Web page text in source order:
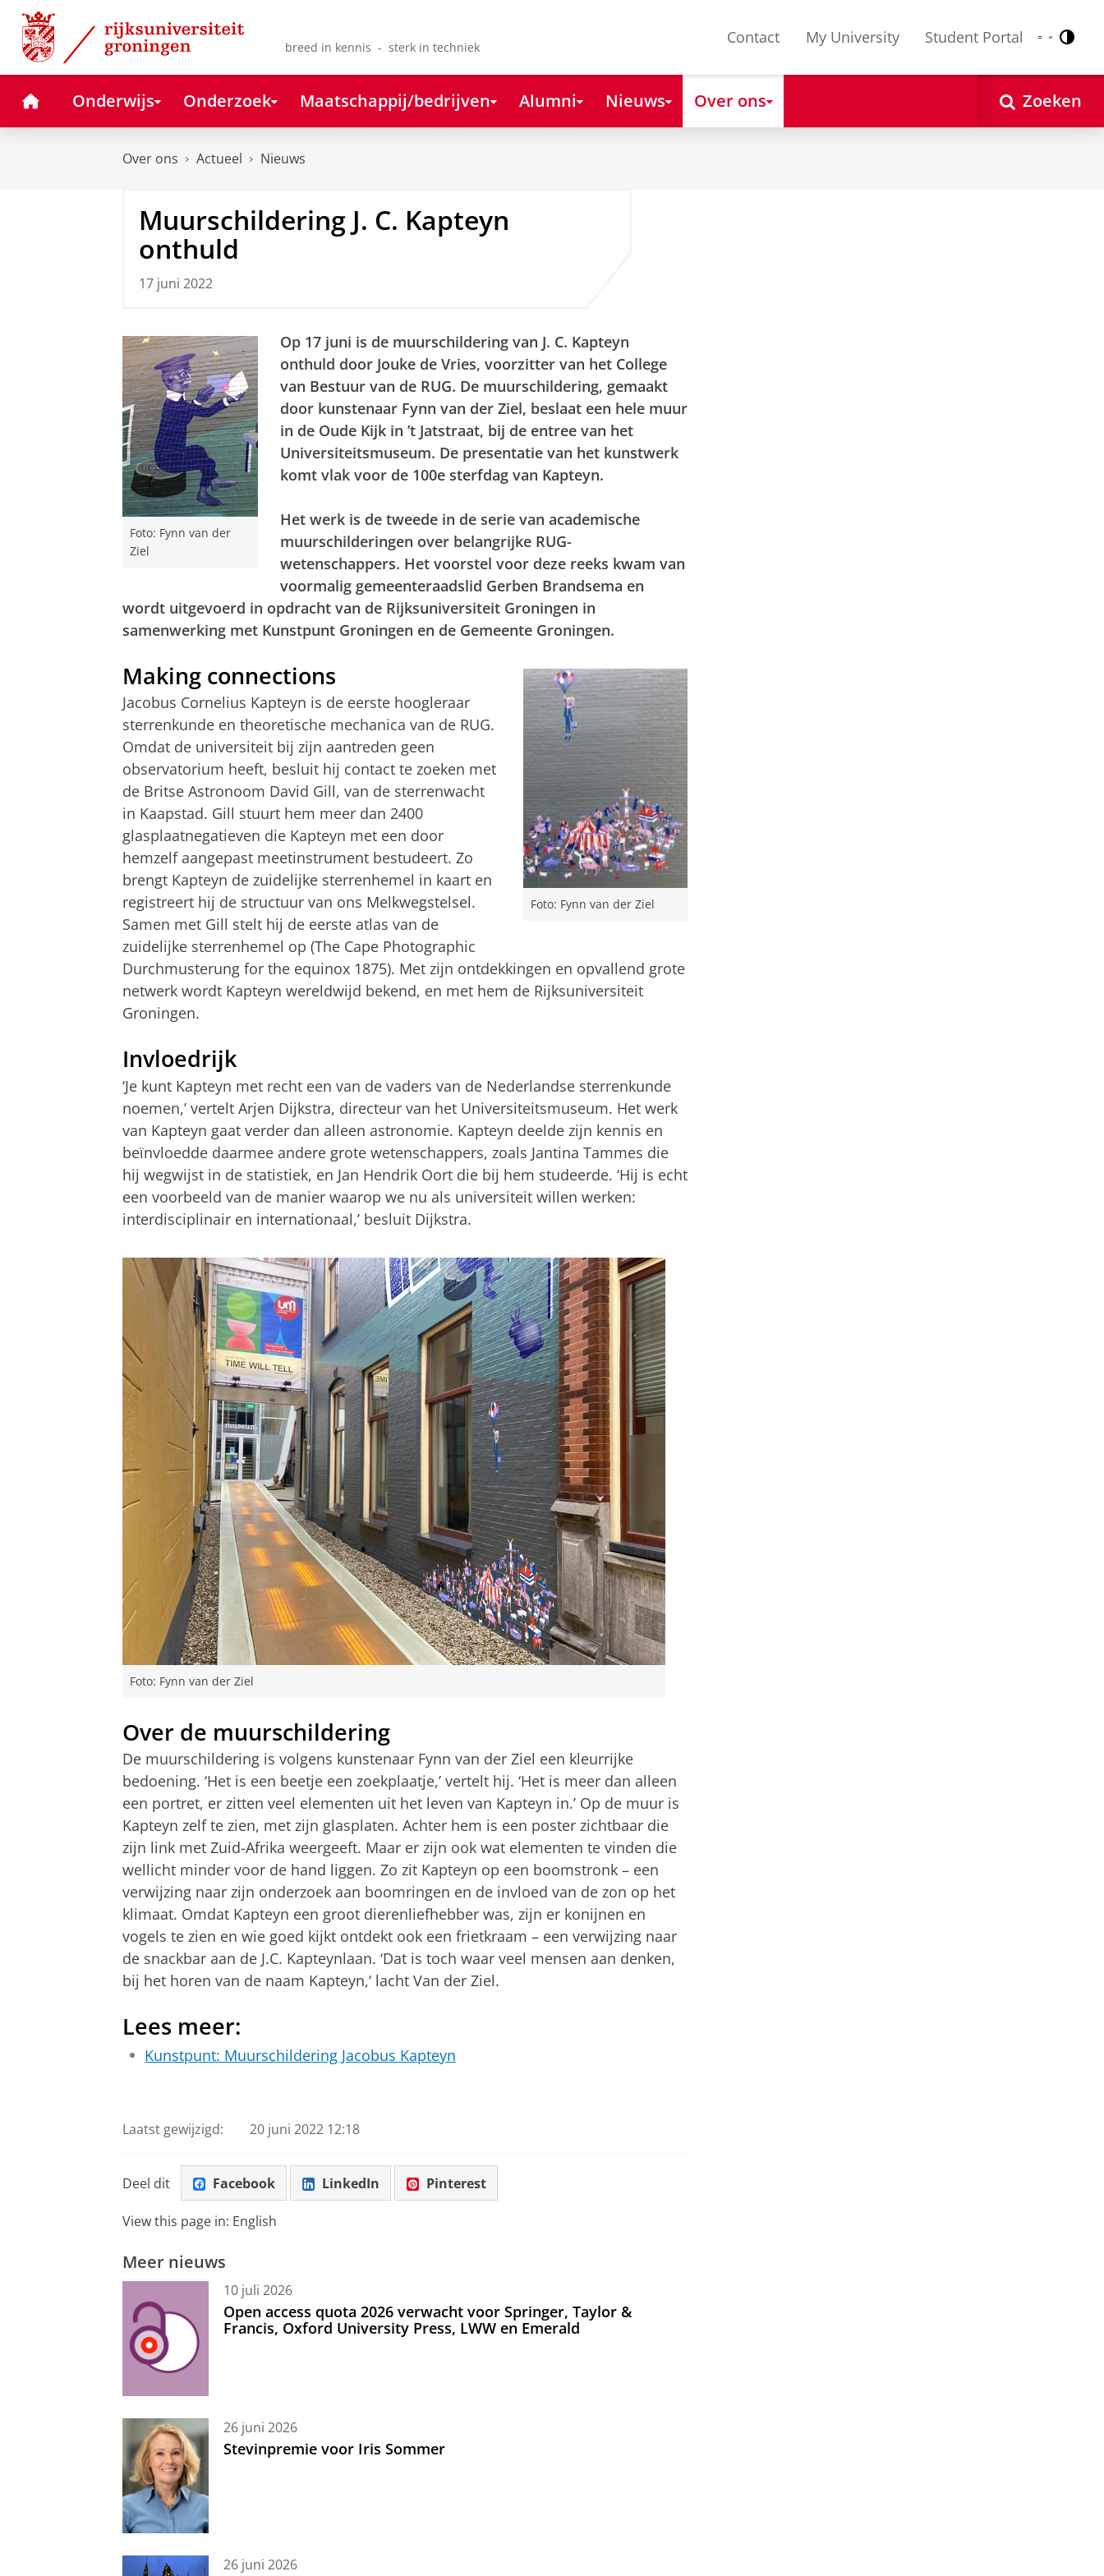
Skip
Content
Skip
Navigation
breed in kennis - sterk in techniek
Contact My University Student Portal Nederlands
English
HomeOnderwijs Onderzoek Maatschappij/bedrijven Alumni Nieuws Over ons Zoeken
Over ons Actueel Nieuws
Muurschildering J. C. Kapteyn
onthuld
17 juni 2022
Foto: Fynn van der
Ziel
Op 17 juni is de muurschildering van J. C. Kapteyn
onthuld door Jouke de Vries, voorzitter van het College
van Bestuur van de RUG. De muurschildering, gemaakt
door kunstenaar Fynn van der Ziel, beslaat een hele muur
in de Oude Kijk in ’t Jatstraat, bij de entree van het
Universiteitsmuseum. De presentatie van het kunstwerk
komt vlak voor de 100e sterfdag van Kapteyn.
Het werk is de tweede in de serie van academische
muurschilderingen over belangrijke RUG-
wetenschappers. Het voorstel voor deze reeks kwam van
voormalig gemeenteraadslid Gerben Brandsema en
wordt uitgevoerd in opdracht van de Rijksuniversiteit Groningen in
samenwerking met Kunstpunt Groningen en de Gemeente Groningen.
Foto: Fynn van der Ziel
Making connections
Jacobus Cornelius Kapteyn is de eerste hoogleraar
sterrenkunde en theoretische mechanica van de RUG.
Omdat de universiteit bij zijn aantreden geen
observatorium heeft, besluit hij contact te zoeken met
de Britse Astronoom David Gill, van de sterrenwacht
in Kaapstad. Gill stuurt hem meer dan 2400
glasplaatnegatieven die Kapteyn met een door
hemzelf aangepast meetinstrument bestudeert. Zo
brengt Kapteyn de zuidelijke sterrenhemel in kaart en
registreert hij de structuur van ons Melkwegstelsel.
Samen met Gill stelt hij de eerste atlas van de
zuidelijke sterrenhemel op (The Cape Photographic
Durchmusterung for the equinox 1875). Met zijn ontdekkingen en opvallend grote
netwerk wordt Kapteyn wereldwijd bekend, en met hem de Rijksuniversiteit
Groningen.
Invloedrijk
‘Je kunt Kapteyn met recht een van de vaders van de Nederlandse sterrenkunde
noemen,’ vertelt Arjen Dijkstra, directeur van het Universiteitsmuseum. Het werk
van Kapteyn gaat verder dan alleen astronomie. Kapteyn deelde zijn kennis en
beïnvloedde daarmee andere grote wetenschappers, zoals Jantina Tammes die
hij wegwijst in de statistiek, en Jan Hendrik Oort die bij hem studeerde. ‘Hij is echt
een voorbeeld van de manier waarop we nu als universiteit willen werken:
interdisciplinair en internationaal,’ besluit Dijkstra.
Foto: Fynn van der Ziel
Over de muurschildering
De muurschildering is volgens kunstenaar Fynn van der Ziel een kleurrijke
bedoening. ‘Het is een beetje een zoekplaatje,’ vertelt hij. ‘Het is meer dan alleen
een portret, er zitten veel elementen uit het leven van Kapteyn in.’ Op de muur is
Kapteyn zelf te zien, met zijn glasplaten. Achter hem is een poster zichtbaar die
zijn link met Zuid-Afrika weergeeft. Maar er zijn ook wat elementen te vinden die
wellicht minder voor de hand liggen. Zo zit Kapteyn op een boomstronk – een
verwijzing naar zijn onderzoek aan boomringen en de invloed van de zon op het
klimaat. Omdat Kapteyn een groot dierenliefhebber was, zijn er konijnen en
vogels te zien en wie goed kijkt ontdekt ook een frietkraam – een verwijzing naar
de snackbar aan de J.C. Kapteynlaan. ‘Dat is toch waar veel mensen aan denken,
bij het horen van de naam Kapteyn,‘ lacht Van der Ziel.
Lees meer:
Kunstpunt: Muurschildering Jacobus Kapteyn
Laatst gewijzigd: 20 juni 2022 12:18
Deel dit Facebook LinkedIn Pinterest
View this page in: English
Meer nieuws
10 juli 2026
Open access quota 2026 verwacht voor Springer, Taylor &
Francis, Oxford University Press, LWW en Emerald
26 juni 2026
Stevinpremie voor Iris Sommer
26 juni 2026